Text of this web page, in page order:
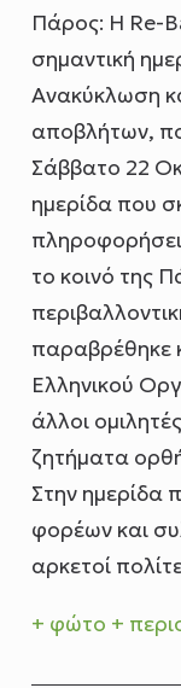
Πάρος: Η Re-
σημαντική
Ανακύκλωση
αποβλήτων,
Σάββατο 22
ημερίδα που
το κοινό της
παραβρέθηκε
Ελληνικού
άλλοι
ζητήματα
Στην
φορέων και
αρκετοί
+ φώτο +